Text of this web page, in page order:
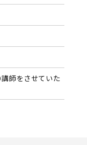
講師をさせていた